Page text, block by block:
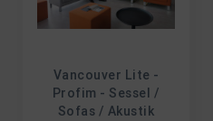
Vancouver Lite -
Profim - Sessel /
Sofas / Akustik